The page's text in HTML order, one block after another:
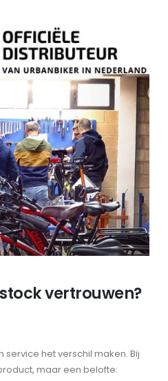
vertrouwen?
het verschil maken. Bij
maar een belofte: